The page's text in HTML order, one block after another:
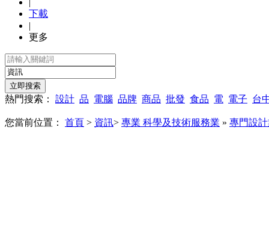
下載
|
更多
熱門搜索： 設計 品 電腦 品牌 商品 批發 食品 電 電子 台
您當前位置： 首頁 > 資訊> 專業 科學及技術服務業 » 專門設